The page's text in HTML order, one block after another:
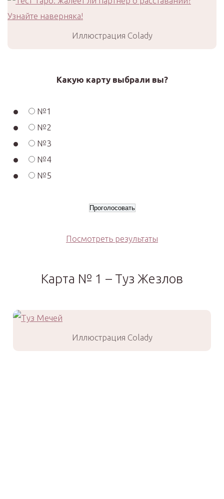
Иллюстрация Colady
Какую карту выбрали вы?
№1
№2
№3
№4
№5
Посмотреть результаты
Карта № 1 – Туз Жезлов
Иллюстрация Colady